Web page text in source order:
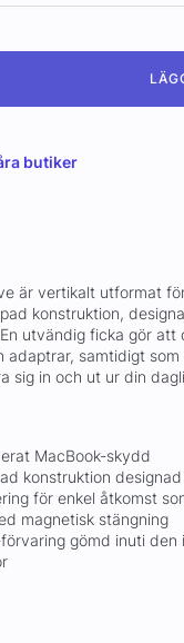
butiker
är vertikalt utformat
konstruktion,
utvändig ficka gör
adaptrar, samtidigt
sig in och ut ur din
MacBook-skydd
konstruktion
för enkel åtkomst
magnetisk stängning
gömd inuti